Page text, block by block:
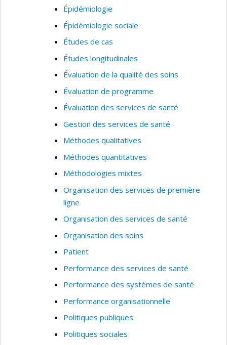
Épidémiologie
Épidémiologie sociale
Études de cas
Études longitudinales
Évaluation de la qualité des soins
Évaluation de programme
Évaluation des services de santé
Gestion des services de santé
Méthodes qualitatives
Méthodes quantitatives
Méthodologies mixtes
Organisation des services de première
ligne
Organisation des services de santé
Organisation des soins
Patient
Performance des services de santé
Performance des systèmes de santé
Performance organisationnelle
Politiques publiques
Politiques sociales